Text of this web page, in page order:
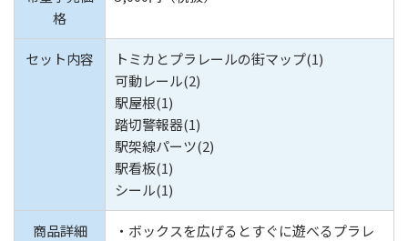
格
セット内容
トミカとプラレールの街マップ(1)
可動レール(2)
駅屋根(1)
踏切警報器(1)
駅架線パーツ(2)
駅看板(1)
シール(1)
商品詳細
・ボックスを広げるとすぐに遊べるプラレ